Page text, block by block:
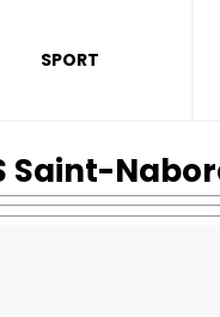
SPORT
Saint-